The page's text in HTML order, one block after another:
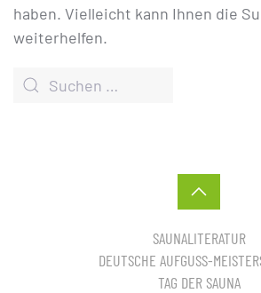
haben. Vielleicht kann Ihnen die
weiterhelfen.
SAUNALITERATUR
DEUTSCHE AUFGUSS-
TAG DER SAUNA